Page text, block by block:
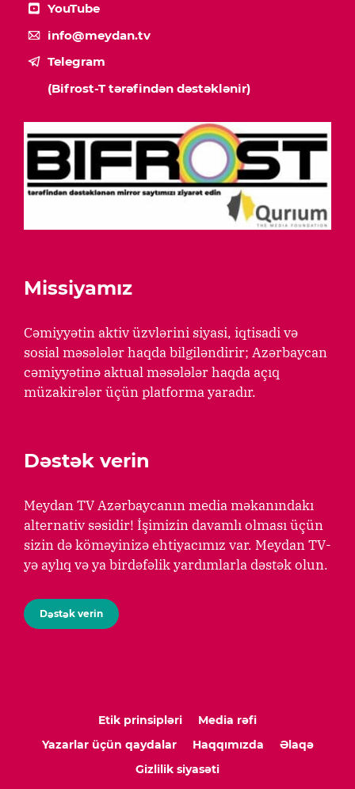
YouTube
info@meydan.tv
Telegram
(Bifrost-T tərəfindən dəstəklənir)
Missiyamız
Cəmiyyətin aktiv üzvlərini siyasi, iqtisadi və
sosial məsələlər haqda bilgiləndirir; Azərbaycan
cəmiyyətinə aktual məsələlər haqda açıq
müzakirələr üçün platforma yaradır.
Dəstək verin
Meydan TV Azərbaycanın media məkanındakı
alternativ səsidir! İşimizin davamlı olması üçün
sizin də köməyinizə ehtiyacımız var. Meydan TV-
yə aylıq və ya birdəfəlik yardımlarla dəstək olun.
Dəstək verin
Etik prinsipləri
Media rəfi
Yazarlar üçün qaydalar
Haqqımızda
Əlaqə
Gizlilik siyasəti